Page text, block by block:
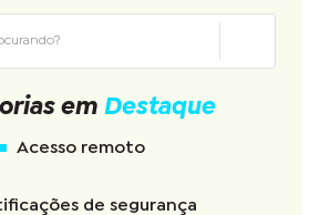
em Destaque
Acesso remoto
de segurança